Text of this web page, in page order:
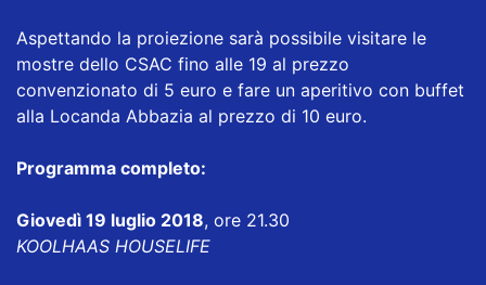
Aspettando la proiezione sarà possibile visitare le
mostre dello CSAC fino alle 19 al prezzo
convenzionato di 5 euro e fare un aperitivo con buffet
alla Locanda Abbazia al prezzo di 10 euro.
Programma completo:
Giovedì 19 luglio 2018, ore 21.30
KOOLHAAS HOUSELIFE